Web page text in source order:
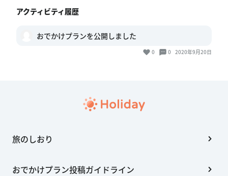
アクティビティ履歴
おでかけプランを公開しました
0 0 2020年9月20日
旅のしおり
おでかけプラン投稿ガイドライン